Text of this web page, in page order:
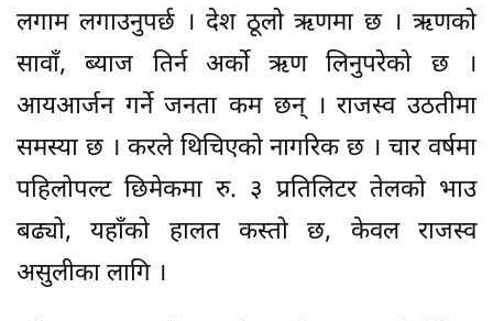
लगाम लगाउनुपर्छ । देश ठूलो ऋणमा छ । ऋणको
सावाँ, ब्याज तिर्न अर्को ऋण लिनुपरेको छ ।
आयआर्जन गर्ने जनता कम छन् । राजस्व उठतीमा
समस्या छ । करले थिचिएको नागरिक छ । चार वर्षमा
पहिलोपल्ट छिमेकमा रु. ३ प्रतिलिटर तेलको भाउ
बढ्यो, यहाँको हालत कस्तो छ, केवल राजस्व
असुलीका लागि ।